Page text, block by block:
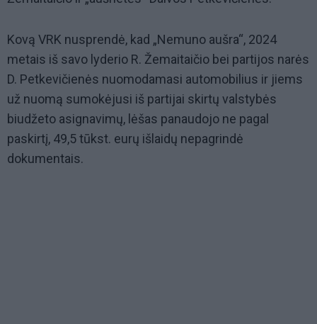
Kovą VRK nusprendė, kad „Nemuno aušra“, 2024
metais iš savo lyderio R. Žemaitaičio bei partijos narės
D. Petkevičienės nuomodamasi automobilius ir jiems
už nuomą sumokėjusi iš partijai skirtų valstybės
biudžeto asignavimų, lėšas panaudojo ne pagal
paskirtį, 49,5 tūkst. eurų išlaidų nepagrindė
dokumentais.